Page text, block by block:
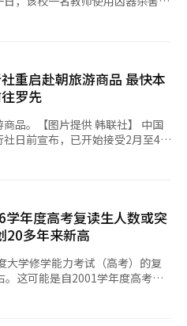
时将其排除在外，导致凶手心生
信任的地方，却发生如此惨绝人
后，政府表示
神疾病检查义务化的《荷娜法》
，立即停止工作并强制接受治
教师，适用严格的审查标准，并
络程序。 校园，应该是
，而不是充满恐惧和危险的噩梦
回逝去的小生命，如何避免类似
重启赴朝旅游商品 最快本
罗先
。【图片提供 韩联社】 中国
日前宣布，已开始接受2月至4月
的消
琵琶岛等。 游客将在罗
价格从每人705欧元（约合人民币
接受3月和4月出发的3款罗先旅
生日（2月16日），同时表示旅
方关于开放边境的消息，一旦确
Tours）也在官网销售3月2日至
学年度高考复读生人数或突
20多年来新高
大学修学能力考试（高考）的复
这可能是自2001学年度高考以